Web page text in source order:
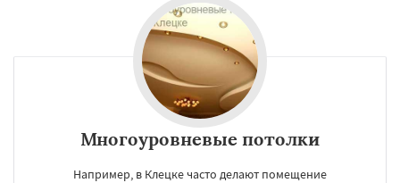
Многоуровневые потолки
Например, в Клецке часто делают помещение